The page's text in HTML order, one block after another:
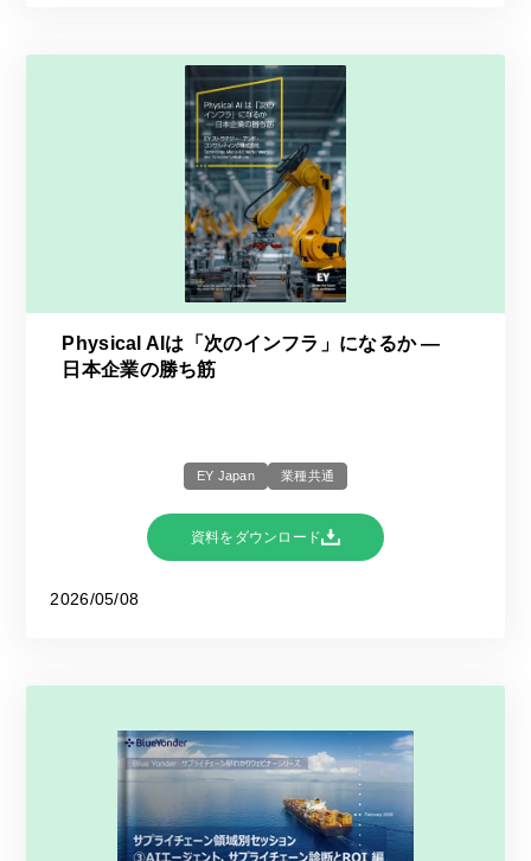
Physical AIは「次のインフラ」になるか ―
日本企業の勝ち筋
EY Japan 業種共通
資料をダウンロード
2026/05/08